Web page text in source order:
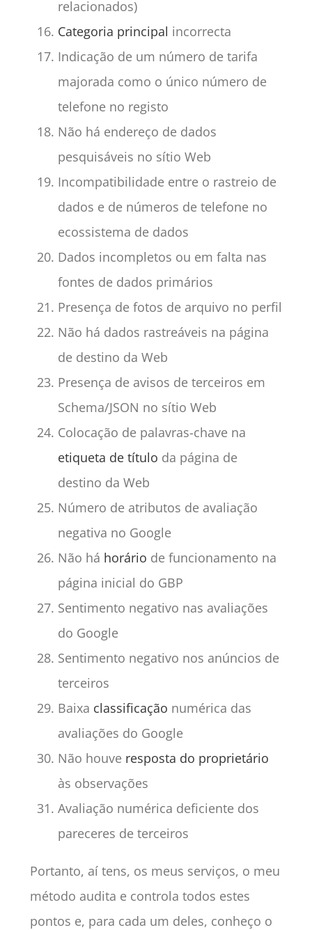
relacionados)
Categoria principal incorrecta
Indicação de um número de tarifa
majorada como o único número de
telefone no registo
Não há endereço de dados
pesquisáveis no sítio Web
Incompatibilidade entre o rastreio de
dados e de números de telefone no
ecossistema de dados
Dados incompletos ou em falta nas
fontes de dados primários
Presença de fotos de arquivo no perfil
Não há dados rastreáveis na página
de destino da Web
Presença de avisos de terceiros em
Schema/JSON no sítio Web
Colocação de palavras-chave na
etiqueta de título da página de
destino da Web
Número de atributos de avaliação
negativa no Google
Não há horário de funcionamento na
página inicial do GBP
Sentimento negativo nas avaliações
do Google
Sentimento negativo nos anúncios de
terceiros
Baixa classificação numérica das
avaliações do Google
Não houve resposta do proprietário
às observações
Avaliação numérica deficiente dos
pareceres de terceiros
Portanto, aí tens, os meus serviços, o meu
método audita e controla todos estes
pontos e, para cada um deles, conheço o